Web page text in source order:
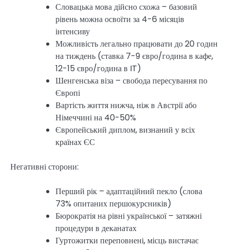
Словацька мова дійсно схожа – базовий
рівень можна освоїти за 4-6 місяців
інтенсиву
Можливість легально працювати до 20 годин
на тиждень (ставка 7-9 євро/година в кафе,
12-15 євро/година в IT)
Шенгенська віза – свобода пересування по
Європі
Вартість життя нижча, ніж в Австрії або
Німеччині на 40-50%
Європейський диплом, визнаний у всіх
країнах ЄС
Негативні сторони:
Перший рік – адаптаційний пекло (слова
73% опитаних першокурсників)
Бюрократія на рівні української – затяжні
процедури в деканатах
Гуртожитки переповнені, місць вистачає